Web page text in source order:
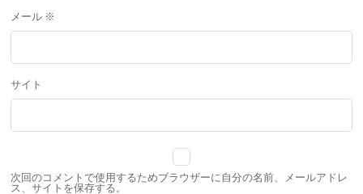
メール ※
サイト
次回のコメントで使用するためブラウザーに自分の名前、メールアドレ
ス、サイトを保存する。